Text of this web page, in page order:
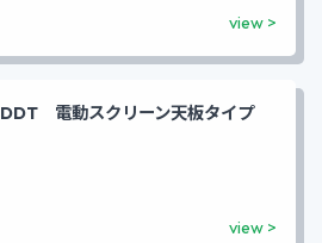
DDT 電動スクリーン天板タイプ